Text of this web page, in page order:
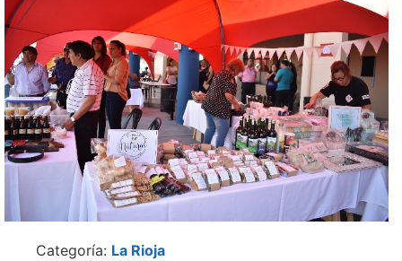
Categoría: La Rioja